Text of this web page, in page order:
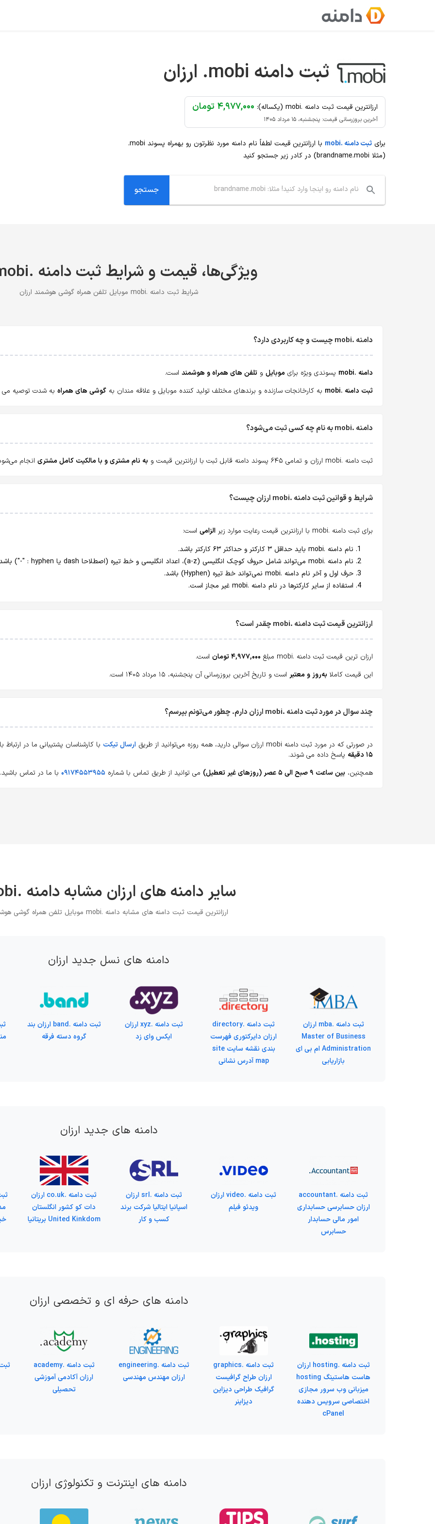
ثبت دامنه .mobi ارزان
ارزانترین قیمت ثبت دامنه .mobi (یکساله): ۴,۹۷۷,۰۰۰ تومان
آخرین بروزرسانی قیمت: پنجشنبه، ۱۵ مرداد ۱۴۰۵
برای ثبت دامنه .mobi با ارزانترین قیمت لطفاً نام دامنه مورد نظرتون رو بهمراه پسوند .mobi
(مثلا brandname.mobi) در کادر زیر جستجو کنید
ویژگی‌ها، قیمت و شرایط ثبت دامنه .mobi ارزان
شرایط ثبت دامنه .mobi موبایل تلفن همراه گوشی هوشمند ارزان
دامنه .mobi چیست و چه کاربردی دارد؟
دامنه .mobi پسوندی ویژه برای موبایل و تلفن های همراه و هوشمند است.
ثبت دامنه .mobi
به کارخانجات سازنده و برندهای مختلف تولید کننده موبایل و علاقه مندان به گوشی های همراه به شدت توصیه می
دامنه .mobi به نام چه کسی ثبت می‌شود؟
ثبت دامنه .mobi ارزان و تمامی ۶۴۵ پسوند دامنه قابل ثبت با ارزانترین قیمت و به نام مشتری و با مالکیت کامل مشتری انجام
شرایط و قوانین ثبت دامنه .mobi ارزان چیست؟
برای ثبت دامنه .mobi با ارزانترین قیمت رعایت موارد زیر الزامی است:
نام دامنه .mobi باید حداقل ۳ کارکتر و حداکثر ۶۳ کارکتر باشد.
نام دامنه .mobi می‌تواند شامل حروف کوچک انگلیسی (a-z)، اعداد انگلیسی و خط تیره (اصطلاحا dash یا hyphen : "-") باشد.
حرف اول و آخر نام دامنه .mobi نمی‌تواند خط تیره (Hyphen) باشد.
استفاده از سایر کارکترها در نام دامنه .mobi غیر مجاز است.
ارزانترین قیمت ثبت دامنه .mobi چقدر است؟
ارزان ترین قیمت ثبت دامنه .mobi مبلغ ۴,۹۷۷,۰۰۰ تومان
است.
این قیمت کاملا به‌روز و معتبر است و تاریخ آخرین بروزرسانی آن پنجشنبه، ۱۵ مرداد ۱۴۰۵ است.
چند سوال در مورد ثبت دامنه .mobi ارزان دارم. چطور می‌تونم بپرسم؟
در صورتی که در مورد ثبت دامنه mobi ارزان سوالی دارید، همه روزه می‌توانید از طریق ارسال تیکت با کارشناسان پشتیبانی ما در
۱۵ دقیقه
پاسخ داده می شوند.
همچنین، بین ساعت ۹ صبح الی ۵ عصر (روزهای غیر تعطیل) می توانید از طریق تماس با شماره ۰۹۱۷۴۵۵۳۹۵۵ با ما در تماس باشید.
سایر دامنه های ارزان مشابه دامنه .mobi
ارزانترین قیمت ثبت دامنه های مشابه دامنه .mobi موبایل تلفن همراه گوشی هوشمند
دامنه های نسل جدید ارزان
ثبت دامنه .mba ارزان
Master of Business
Administration ام بی ای
بازاریابی
ثبت دامنه .directory
ارزان دایرکتوری فهرست
بندی نقشه سایت site
map آدرس نشانی
ثبت دامنه .xyz ارزان
ایکس وای زد
ثبت دامنه .band ارزان بند
گروه دسته فرقه
دامنه های جدید ارزان
ثبت دامنه .accountant
ارزان حسابرسی حسابداری
امور مالی حسابدار
حسابرس
ثبت دامنه .video ارزان
ویدئو فیلم
ثبت دامنه .srl ارزان
اسپانیا ایتالیا شرکت برند
کسب و کار
ثبت دامنه .co.uk ارزان
دات کو کشور انگلستان
United Kinkdom بریتانیا
دامنه های حرفه ای و تخصصی ارزان
ثبت دامنه .hosting ارزان
هاست هاستینگ hosting
میزبانی وب سرور مجازی
اختصاصی سرویس دهنده
cPanel
ثبت دامنه .graphics
ارزان طراح گرافیست
گرافیک طراحی دیزاین
دیزاینر
ثبت دامنه .engineering
ارزان مهندس مهندسی
ثبت دامنه .academy
ارزان آکادمی آموزشی
تحصیلی
دامنه های اینترنت و تکنولوژی ارزان